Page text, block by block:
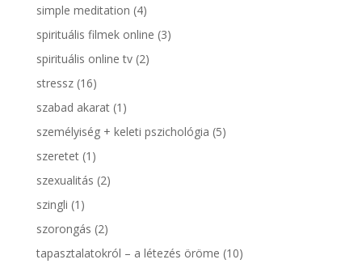
simple meditation (4)
spirituális filmek online (3)
spirituális online tv(2)
stressz(16)
szabad akarat(1)
személyiség + keleti pszichológia (5)
szeretet(1)
szexualitás (2)
szingli (1)
szorongás (2)
tapasztalatokról – a létezés öröme (10)